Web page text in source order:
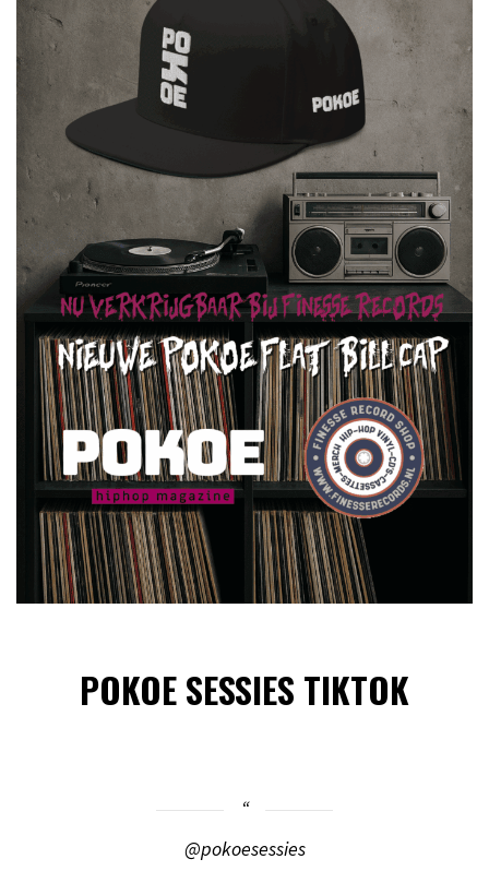
POKOE SESSIES TIKTOK
@pokoesessies